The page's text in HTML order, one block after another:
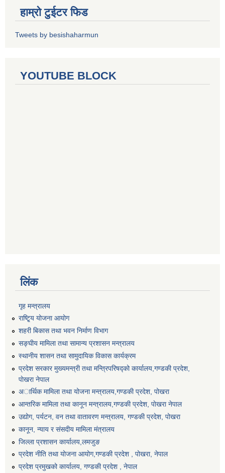
हाम्रो टुईटर फिड
Tweets by besishaharmun
YOUTUBE BLOCK
लिंक
गृह मन्त्रालय
राष्टि्ृय योजना आयोग
शहरी बिकास तथा भवन निर्माण विभाग
सङ्घीय मामिला तथा सामान्य प्रशासन मन्त्रालय
स्थानीय शासन तथा सामुदायिक विकास कार्यक्रम
प्रदेश सरकार मुख्यमन्त्री तथा मन्त्रिपरिषद्को कार्यालय,गण्डकी प्रदेश,
पाेखरा नेपाल
अार्थिक मामिला तथा योजना मन्त्रालय,गण्डकी प्रदेश, पोखरा
आन्तरिक मामिला तथा कानून मन्त्रालय,गण्डकी प्रदेश, पाेखरा नेपाल
उद्योग, पर्यटन, वन तथा वातावरण मन्त्रालय, गण्डकी प्रदेश, पोखरा
कानून, न्याय र संसदीय मामिला मंत्रालय
जिल्ला प्रशासन कार्यालय,लमजुङ
प्रदेश नीति तथा योजना आयोग,गण्डकी प्रदेश , पोखरा, नेपाल
प्रदेश प्रमुखको कार्यालय, गण्डकी प्रदेश , नेपाल